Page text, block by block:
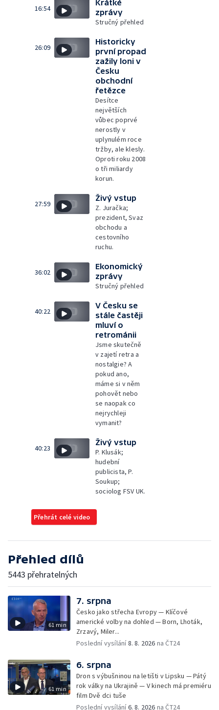
16:54
Krátké
zprávy
Stručný přehled
26:09
Historicky
první propad
zažily loni v
Česku
obchodní
řetězce
Desítce
největších
vůbec poprvé
nerostly v
uplynulém roce
tržby, ale klesly.
Oproti roku 2008
o tři miliardy
korun.
27:59
Živý vstup
Z. Juračka;
prezident, Svaz
obchodu a
cestovního
ruchu.
36:02
Ekonomický
zprávy
Stručný přehled
40:22
V Česku se
stále častěji
mluví o
retrománii
Jsme skutečně
v zajetí retra a
nostalgie? A
pokud ano,
máme si v něm
pohovět nebo
se naopak co
nejrychleji
vymanit?
40:23
Živý vstup
P. Klusák;
hudební
publicista, P.
Soukup;
sociolog FSV UK.
Přehrát celé video
Přehled dílů
5443 přehratelných
61 min
7. srpna
Česko jako střecha Evropy — Klíčové
americké volby na dohled — Born, Lhoták,
Zrzavý, Miler...
Poslední vysílání8. 8. 2026 na ČT24
61 min
6. srpna
Dron s výbušninou na letišti v Lipsku — Pátý
rok války na Ukrajině — V kinech má premiéru
film Dvě dci tuše
Poslední vysílání6. 8. 2026 na ČT24